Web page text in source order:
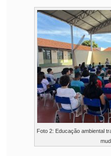
Foto 2: Educação ambiental